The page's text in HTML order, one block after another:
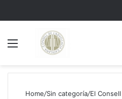
Home/Sin categoría/El Consell